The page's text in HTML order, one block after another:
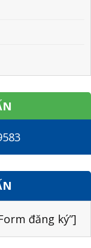
đăng ký”]